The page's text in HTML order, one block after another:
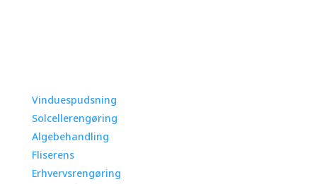
Vinduespudsning
Solcellerengøring
Algebehandling
Fliserens
Erhvervsrengøring